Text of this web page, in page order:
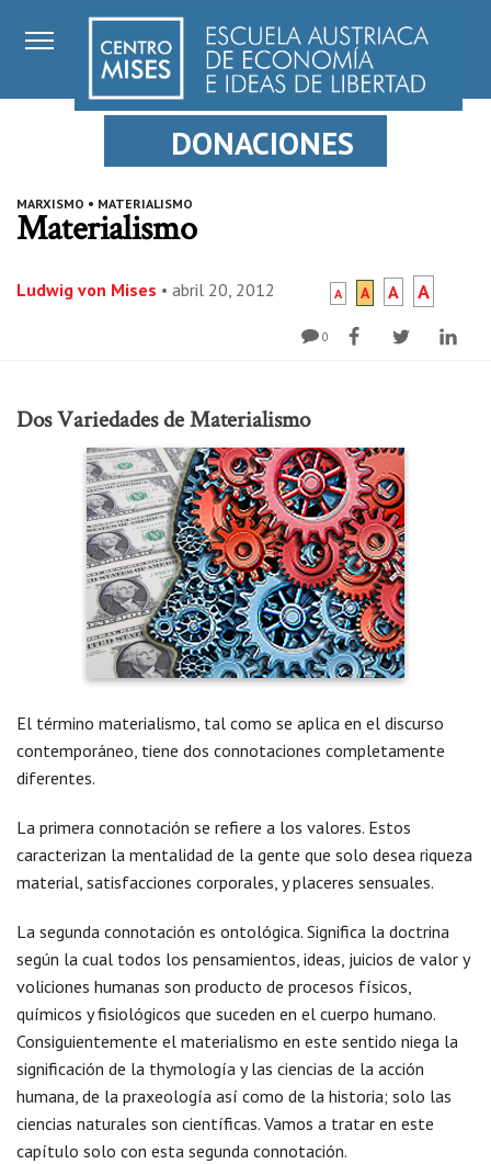
DONACIONES
MARXISMO • MATERIALISMO
Materialismo
Ludwig von Mises • abril 20, 2012 A A A A
0
Dos Variedades de Materialismo
El término materialismo, tal como se aplica en el discurso
contemporáneo, tiene dos connotaciones completamente
diferentes.
La primera connotación se refiere a los valores. Estos
caracterizan la mentalidad de la gente que solo desea riqueza
material, satisfacciones corporales, y placeres sensuales.
La segunda connotación es ontológica. Significa la doctrina
según la cual todos los pensamientos, ideas, juicios de valor y
voliciones humanas son producto de procesos físicos,
químicos y fisiológicos que suceden en el cuerpo humano.
Consiguientemente el materialismo en este sentido niega la
significación de la thymología y las ciencias de la acción
humana, de la praxeología así como de la historia; solo las
ciencias naturales son científicas. Vamos a tratar en este
capítulo solo con esta segunda connotación.